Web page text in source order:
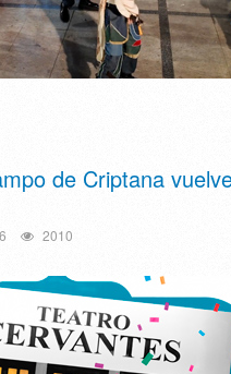
de Criptana
2010